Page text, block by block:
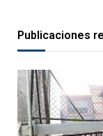
Publicaciones